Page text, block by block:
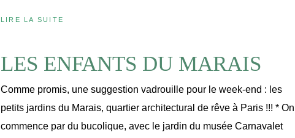
LIRE LA SUITE
LES ENFANTS DU MARAIS
Comme promis, une suggestion vadrouille pour le week-end : les
petits jardins du Marais, quartier architectural de rêve à Paris !!! * On
commence par du bucolique, avec le jardin du musée Carnavalet